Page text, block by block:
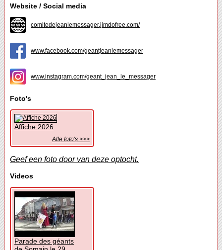
Website / Social media
comitedejeanlemessager.jimdofree.com/
www.facebook.com/geantjeanlemessager
www.instagram.com/geant_jean_le_messager
Foto's
Affiche 2026
Alle foto's >>>
Geef een foto door van deze optocht.
Videos
Parade des géants